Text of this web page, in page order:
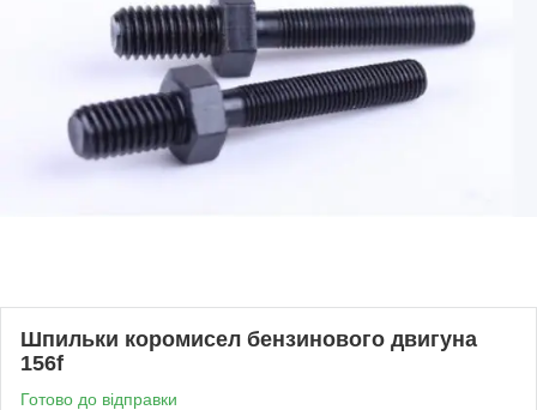
Шпильки коромисел бензинового двигуна
156f
Готово до відправки